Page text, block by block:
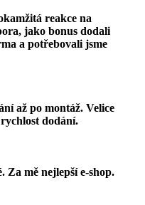
reakce na
jako bonus dodali
a potřebovali jsme
až po montáž. Velice
dodání.
Za mě nejlepší e-shop.